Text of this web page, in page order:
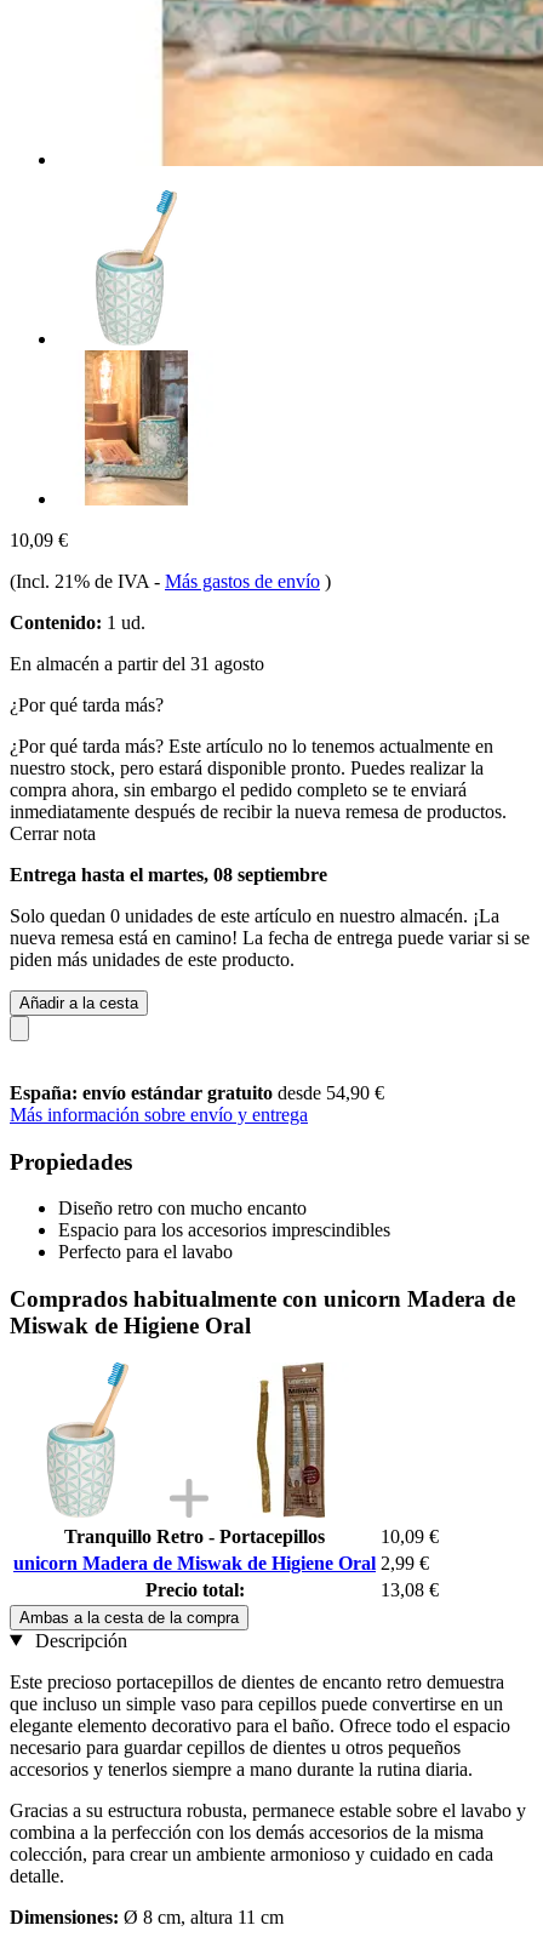
10,09 €
(Incl. 21% de IVA - Más gastos de envío )
Contenido: 1 ud.
En almacén a partir del 31 agosto
¿Por qué tarda más?
¿Por qué tarda más? Este artículo no lo tenemos actualmente en
nuestro stock, pero estará disponible pronto. Puedes realizar la
compra ahora, sin embargo el pedido completo se te enviará
inmediatamente después de recibir la nueva remesa de productos.
Cerrar nota
Entrega hasta el martes, 08 septiembre
Solo quedan 0 unidades de este artículo en nuestro almacén. ¡La
nueva remesa está en camino! La fecha de entrega puede variar si se
piden más unidades de este producto.
Añadir a la cesta
España: envío estándar gratuito desde 54,90 €
Más información sobre envío y entrega
Propiedades
Diseño retro con mucho encanto
Espacio para los accesorios imprescindibles
Perfecto para el lavabo
Comprados habitualmente con unicorn Madera de
Miswak de Higiene Oral
Tranquillo Retro - Portacepillos
10,09 €
unicorn Madera de Miswak de Higiene Oral 2,99 €
Precio total:
13,08 €
Ambas a la cesta de la compra
Descripción
Este precioso portacepillos de dientes de encanto retro demuestra
que incluso un simple vaso para cepillos puede convertirse en un
elegante elemento decorativo para el baño. Ofrece todo el espacio
necesario para guardar cepillos de dientes u otros pequeños
accesorios y tenerlos siempre a mano durante la rutina diaria.
Gracias a su estructura robusta, permanece estable sobre el lavabo y
combina a la perfección con los demás accesorios de la misma
colección, para crear un ambiente armonioso y cuidado en cada
detalle.
Dimensiones: Ø 8 cm, altura 11 cm